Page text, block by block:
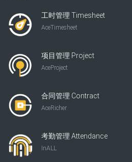
工时管理 Timesheet
AceTimesheet
项目管理 Project
AceProject
合同管理 Contract
AceRicher
考勤管理 Attendance
InALL